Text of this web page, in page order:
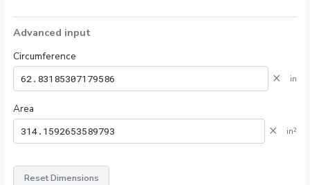
Advanced input
Circumference
× in
Area
× in²
Reset Dimensions